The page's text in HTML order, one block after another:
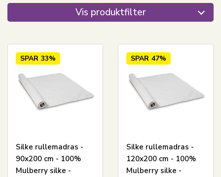
Vis produktfilter
SPAR 33%
Silke rullemadras -
90x200 cm - 100%
Mulberry silke -
SPAR 47%
Silke rullemadras -
120x200 cm - 100%
Mulberry silke -